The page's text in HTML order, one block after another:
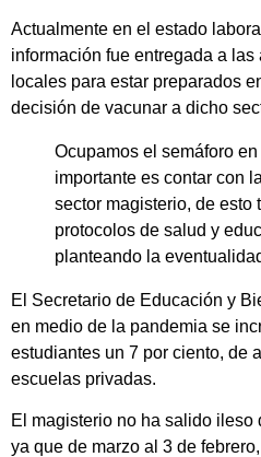
Actualmente en el estado
información fue entregada a
locales para estar preparados
decisión de vacunar a dicho
Ocupamos el semáforo
importante es contar con
sector magisterio, de esto
protocolos de salud y
planteando la
El Secretario de Educación y
en medio de la pandemia se
estudiantes un 7 por ciento, de
escuelas privadas.
El magisterio no ha salido ileso
ya que de marzo al 3 de